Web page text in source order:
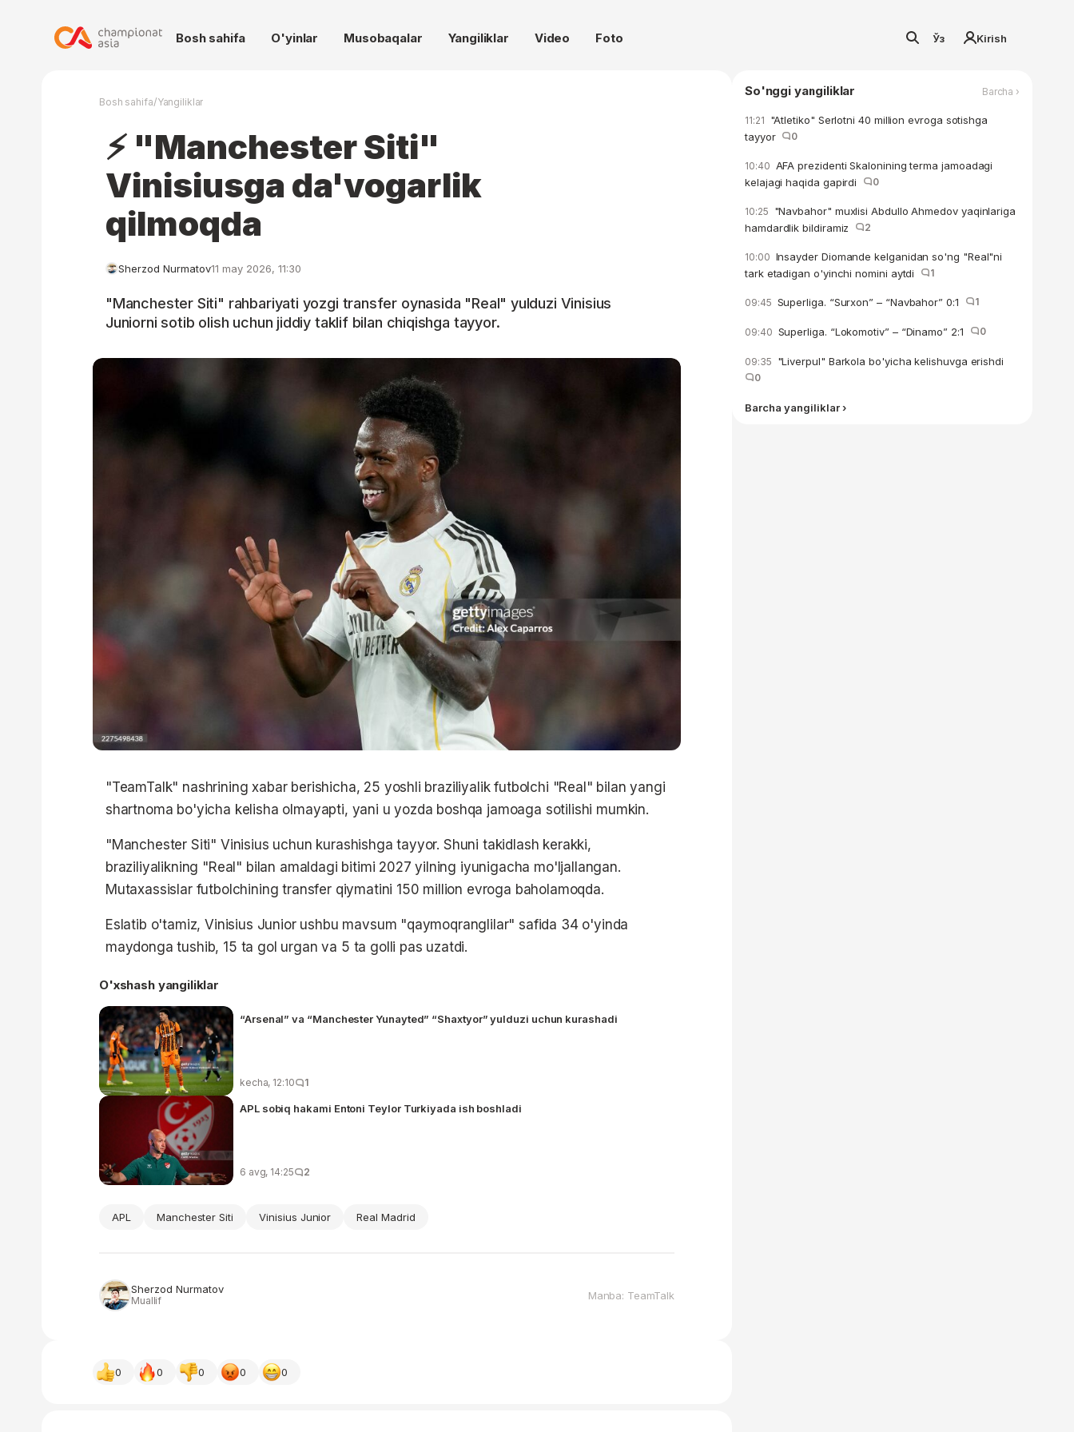
Bosh sahifa O'yinlar Musobaqalar Yangiliklar Video Foto Ўз Kirish
Bosh sahifa/Yangiliklar
⚡️ "Manchester Siti"
Vinisiusga da'vogarlik
qilmoqda
Sherzod Nurmatov11 may 2026, 11:30
"Manchester Siti" rahbariyati yozgi transfer oynasida "Real" yulduzi Vinisius
Juniorni sotib olish uchun jiddiy taklif bilan chiqishga tayyor.
"TeamTalk" nashrining xabar berishicha, 25 yoshli braziliyalik futbolchi "Real" bilan yangi
shartnoma bo'yicha kelisha olmayapti, yani u yozda boshqa jamoaga sotilishi mumkin.
"Manchester Siti" Vinisius uchun kurashishga tayyor. Shuni takidlash kerakki,
braziliyalikning "Real" bilan amaldagi bitimi 2027 yilning iyunigacha mo'ljallangan.
Mutaxassislar futbolchining transfer qiymatini 150 million evroga baholamoqda.
Eslatib o'tamiz, Vinisius Junior ushbu mavsum "qaymoqranglilar" safida 34 o'yinda
maydonga tushib, 15 ta gol urgan va 5 ta golli pas uzatdi.
O'xshash yangiliklar
“Arsenal” va “Manchester Yunayted” “Shaxtyor” yulduzi uchun kurashadi
kecha, 12:10 1
APL sobiq hakami Entoni Teylor Turkiyada ish boshladi
6 avg, 14:25 2
APL Manchester Siti Vinisius Junior Real Madrid
Sherzod Nurmatov
Muallif Manba: TeamTalk
0 0 0 0 0
So'nggi yangiliklar Barcha ›
11:21 "Atletiko" Serlotni 40 million evroga sotishga
tayyor
0
10:40 AFA prezidenti Skalonining terma jamoadagi
kelajagi haqida gapirdi
0
10:25 "Navbahor" muxlisi Abdullo Ahmedov yaqinlariga
hamdardlik bildiramiz
2
10:00 Insayder Diomande kelganidan so'ng "Real"ni
tark etadigan o'yinchi nomini aytdi
1
09:45 Superliga. “Surxon” – “Navbahor” 0:1 1
09:40 Superliga. “Lokomotiv” – “Dinamo” 2:1 0
09:35 "Liverpul" Barkola bo'yicha kelishuvga erishdi
0
Barcha yangiliklar ›